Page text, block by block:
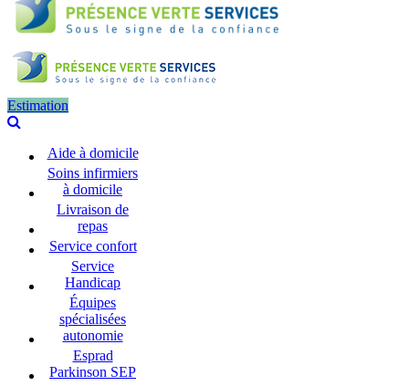
Estimation
Aide à domicile
Soins infirmiers
à domicile
Livraison de
repas
Service confort
Service
Handicap
Équipes
spécialisées
autonomie
Esprad
Parkinson SEP